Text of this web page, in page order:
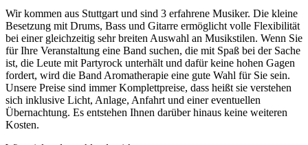
Wir kommen aus Stuttgart und sind 3 erfahrene Musiker. Die kleine
Besetzung mit Drums, Bass und Gitarre ermöglicht volle Flexibilität
bei einer gleichzeitig sehr breiten Auswahl an Musikstilen. Wenn Sie
für Ihre Veranstaltung eine Band suchen, die mit Spaß bei der Sache
ist, die Leute mit Partyrock unterhält und dafür keine hohen Gagen
fordert, wird die Band Aromatherapie eine gute Wahl für Sie sein.
Unsere Preise sind immer Komplettpreise, dass heißt sie verstehen
sich inklusive Licht, Anlage, Anfahrt und einer eventuellen
Übernachtung. Es entstehen Ihnen darüber hinaus keine weiteren
Kosten.